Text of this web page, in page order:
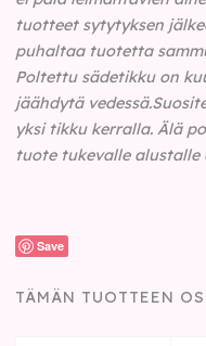
tuotteet sytytyksen
puhaltaa tuotetta
Poltettu sädetikku on
jäähdytä vedessä.
yksi tikku kerralla. Älä
tuote tukevalle alustalle
Save
TÄMÄN TUOTTEEN